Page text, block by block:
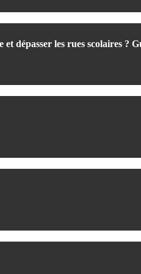
dépasser les rues scolaires ?